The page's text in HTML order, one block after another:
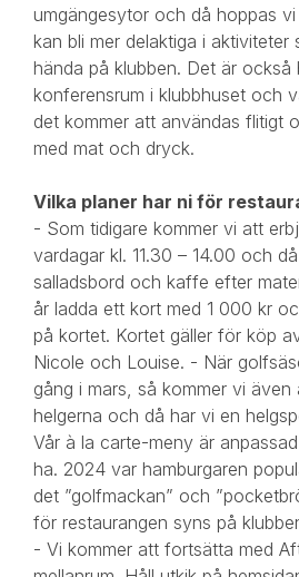
umgängesytor och då hoppas
kan bli mer delaktiga i aktiviteter
hända på klubben. Det är också
konferensrum i klubbhuset och
det kommer att användas flitigt
med mat och dryck.
Vilka planer har ni för
- Som tidigare kommer vi att
vardagar kl. 11.30 – 14.00 och
salladsbord och kaffe efter
år ladda ett kort med 1 000 kr
på kortet. Kortet gäller för köp
Nicole och Louise. - När
gång i mars, så kommer vi
helgerna och då har vi en
Vår à la carte-meny är
ha. 2024 var hamburgaren
det ”golfmackan” och
för restaurangen syns på
- Vi kommer att fortsätta med